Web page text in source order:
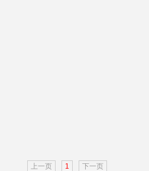
上一页 1 下一页